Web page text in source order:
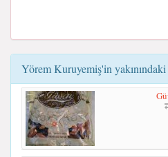
Yörem Kuruyemiş'in